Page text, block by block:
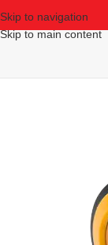
Skip to navigation
Skip to main content